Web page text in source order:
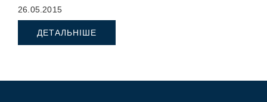
26.05.2015
ДЕТАЛЬНІШЕ